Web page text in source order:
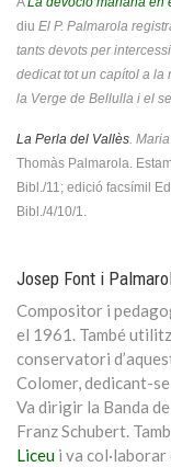
diu El P. Palmarola
tants devots per
dedicat tot un capítol a la
la Verge de Bellulla i el
La Perla del Vallès .
Thomàs Palmarola.
Bibl./11; edició facsímil
Bibl./4/10/1.
Josep Font i
Compositor i
el 1961. També
conservatori
Colomer, dedicant-se
Va dirigir la Banda
Franz Schubert.
Liceu i va